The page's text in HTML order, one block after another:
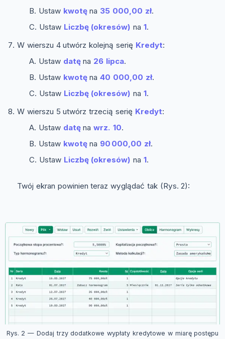
Ustaw kwotęna 35 000,00 zł.
Ustaw Liczbę (okresów) na 1.
W wierszu 4 utwórz kolejną serię Kredyt:
Ustaw datęna 26 lipca.
Ustaw kwotęna40 000,00 zł.
Ustaw Liczbę (okresów) na 1.
W wierszu 5 utwórz trzecią serię Kredyt:
Ustaw datęnawrz. 10.
Ustaw kwotęna 90 000,00 zł.
Ustaw Liczbę (okresów) na 1.
Twój ekran powinien teraz wyglądać tak (Rys. 2):
Rys. 2 — Dodaj trzy dodatkowe wypłaty kredytowe w miarę postępu